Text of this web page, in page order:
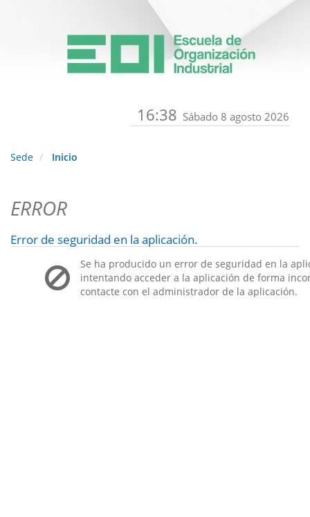
16:38 Sábado 8 agosto 2026
Sede Inicio
ERROR
Error de seguridad en la aplicación.
Se ha producido un error de seguridad en la
intentando acceder a la aplicación de forma
contacte con el administrador de la aplicación.